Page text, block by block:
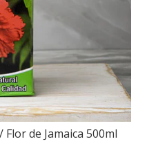
de Jamaica 500ml